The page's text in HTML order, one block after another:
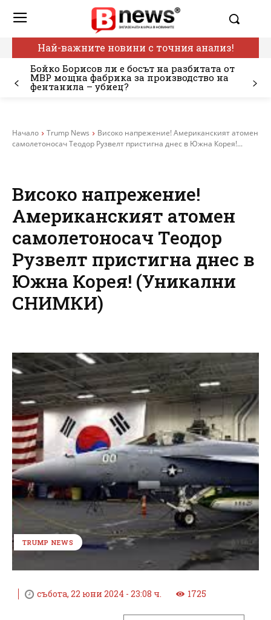
Най-важните новини с точния анализ!
Бойко Борисов ли е босът на разбитата от
МВР мощна фабрика за производство на
фентанила – убиец?
Начало Trump News
Високо напрежение! Американският атомен
самолетоносач Теодор Рузвелт пристигна днес в Южна Корея!...
Високо напрежение!
Американският атомен
самолетоносач Теодор
Рузвелт пристигна днес в
Южна Корея! (Уникални
СНИМКИ)
TRUMP NEWS
събота, 22 юни 2024 - 23:08 ч. 1725